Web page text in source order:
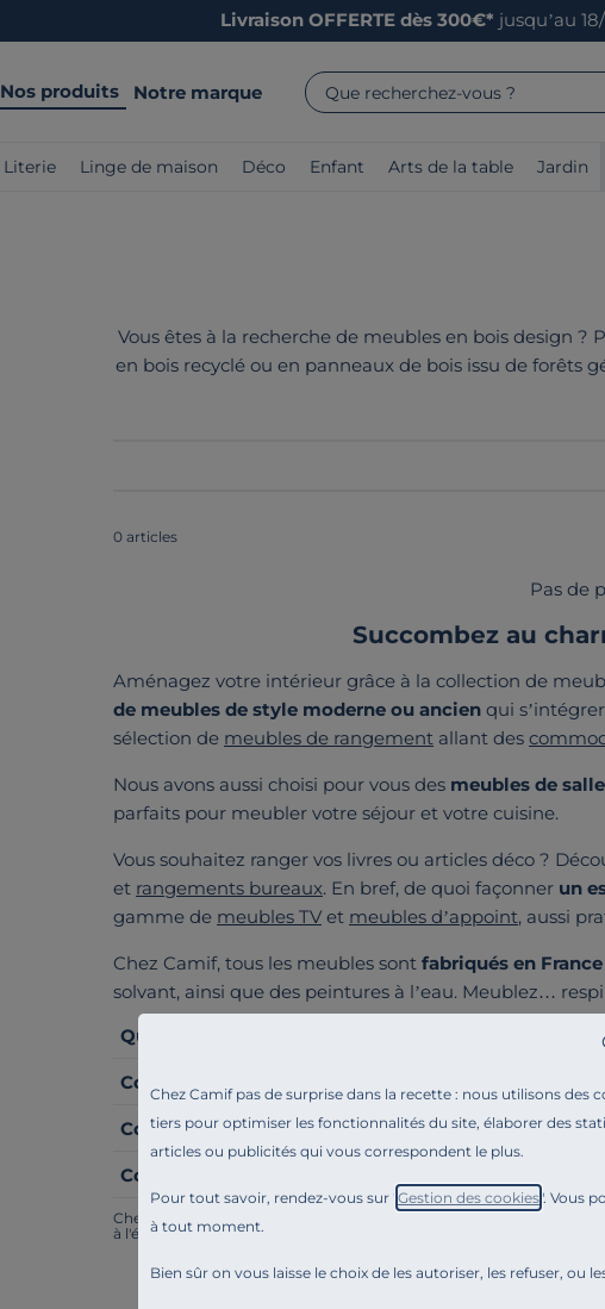
Chez Camif pas de surprise dans la recette : nous utilisons des
tiers pour optimiser les fonctionnalités du site, élaborer des
articles ou publicités qui vous correspondent le plus.
Pour tout savoir, rendez-vous sur " Gestion des cookies". Vous
à tout moment.
Bien sûr on vous laisse le choix de les autoriser, les refuser, ou
Livraison OFFERTE dès 300€* jusqu’au
Nos produits Notre marque Que recherchez-vous ?
Literie Linge de maison Déco Enfant Arts de la table Jardin
Vous êtes à la recherche de meubles en bois design ?
en bois recyclé ou en panneaux de bois issu de forêts
de la fabrication française et européenne et du
0 articles
Pas de
Succombez au
Aménagez votre intérieur grâce à la collection de
de meubles de style moderne ou ancien qui
sélection de meubles de rangement allant des
Nous avons aussi choisi pour vous des meubles de
parfaits pour meubler votre séjour et votre cuisine.
Vous souhaitez ranger vos livres ou articles déco ?
et rangements bureaux. En bref, de quoi façonner un
gamme de meubles TV et meubles d’appoint, aussi
Chez Camif, tous les meubles sont fabriqués en
solvant, ainsi que des peintures à l’eau. Meublez…
Quel est le meilleur bois pour les meubles ?
Comment placer ses meubles dans une pièce ?
Comment nettoyer son mobilier d'intérieur ?
Comment donner une seconde vie à vos meubles ?
Chez Camif, on innove en permanence. Notre équipe éditoriale a
à l'écoute. Tout comme la transparence, l'amélioration continue fait